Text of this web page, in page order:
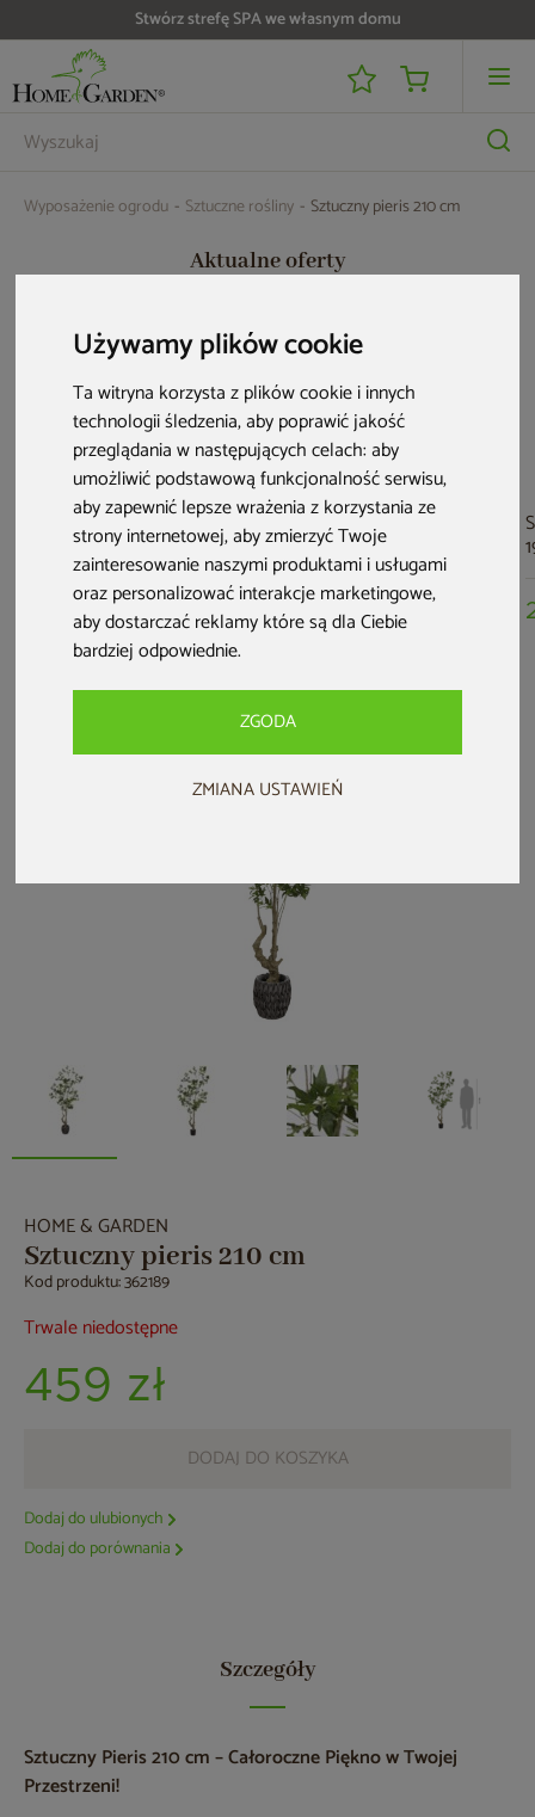
Używamy plików cookie
Ta witryna korzysta z plików cookie i innych
technologii śledzenia, aby poprawić jakość
przeglądania w następujących celach:aby
umożliwić podstawową funkcjonalność serwisu,
aby zapewnić lepsze wrażenia z korzystania ze
strony internetowej,aby zmierzyć Twoje
zainteresowanie naszymi produktami i usługami
oraz personalizować interakcje marketingowe,
aby dostarczać reklamy które są dla Ciebie
bardziej odpowiednie.
ZGODA
ZMIANA USTAWIEŃ
Stwórz strefę SPA we własnym domu
Wyposażenie ogrodu Sztuczne rośliny Sztuczny pieris 210 cm
Aktualne oferty
Sztuczna juka 180
399 zł
Sztuczna palma
wachlarzowa na
pniu 200 cm
239 zł
Sztuczna paproć
200 cm
149 zł
HOME & GARDEN
Sztuczny pieris 210 cm
Kod produktu: 362189
Trwale niedostępne
459 zł
DODAJ DO KOSZYKA
Dodaj do ulubionych
Dodaj do porównania
Szczegóły
Sztuczny Pieris 210 cm – Całoroczne Piękno w Twojej
Przestrzeni!